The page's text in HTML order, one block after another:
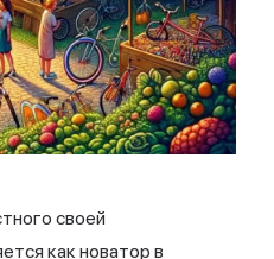
своей
как новатор в